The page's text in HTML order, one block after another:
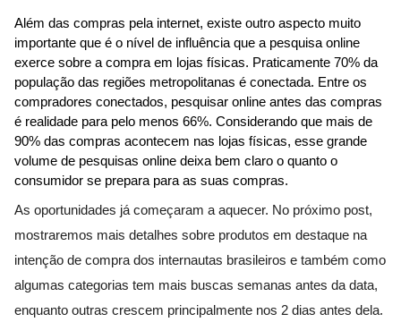
Além das compras pela internet, existe outro aspecto muito
importante que é o nível de influência que a pesquisa online
exerce sobre a compra em lojas físicas. Praticamente 70% da
população das regiões metropolitanas é conectada. Entre os
compradores conectados, pesquisar online antes das compras
é realidade para pelo menos 66%. Considerando que mais de
90% das compras acontecem nas lojas físicas, esse grande
volume de pesquisas online deixa bem claro o quanto o
consumidor se prepara para as suas compras.
As oportunidades já começaram a aquecer. No próximo post,
mostraremos mais detalhes sobre produtos em destaque na
intenção de compra dos internautas brasileiros e também como
algumas categorias tem mais buscas semanas antes da data,
enquanto outras crescem principalmente nos 2 dias antes dela.